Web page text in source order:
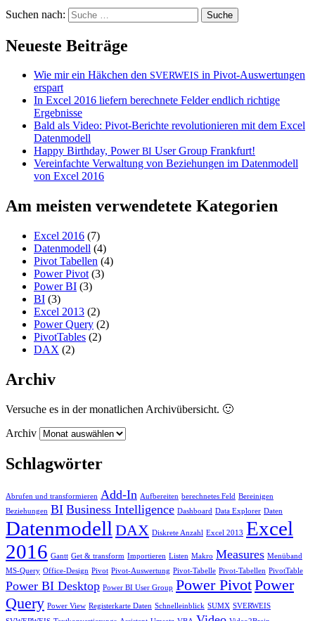
Suchen nach:
Neueste Beiträge
Wie mir ein Häkchen den SVERWEIS in Pivot-Auswertungen
erspart
In Excel 2016 liefern berechnete Felder endlich richtige
Ergebnisse
Bald als Video: Pivot-Berichte revolutionieren mit dem Excel
Datenmodell
Happy Birthday, PowerBI User Group Frankfurt!
Vereinfachte Verwaltung von Beziehungen im Datenmodell
von Excel 2016
Am meisten verwendetete Kategorien
Excel 2016 (7)
Datenmodell (4)
Pivot Tabellen (4)
Power Pivot (3)
Power BI (3)
BI (3)
Excel 2013 (2)
Power Query (2)
PivotTables (2)
DAX (2)
Archiv
Versuche es in der monatlichen Archivübersicht. 🙂
Archiv
Schlagwörter
Abrufen und transformieren Add-In Aufbereiten berechnetes Feld Bereinigen
Beziehungen BI Business Intelligence Dashboard Data Explorer Daten
Datenmodell DAX Diskrete Anzahl Excel 2013 Excel
2016 Gantt Get & transform Importieren Listen Makro Measures Menüband
MS-Query Office-Design Pivot Pivot-Auswertung Pivot-Tabelle Pivot-Tabellen PivotTable
Power BI Desktop Power BI User Group Power PivotPower
Query Power View Registerkarte Daten Schnelleinblick SUMX SVERWEIS